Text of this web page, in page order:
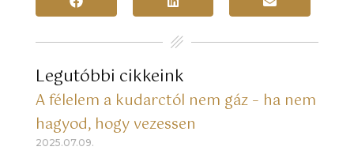
Legutóbbi cikkeink
A félelem a kudarctól nem gáz – ha nem
hagyod, hogy vezessen
2025.07.09.